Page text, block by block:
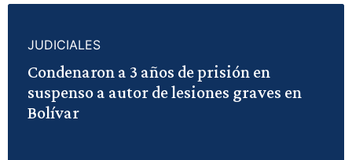
JUDICIALES
Condenaron a 3 años de prisión en
suspenso a autor de lesiones graves en
Bolívar